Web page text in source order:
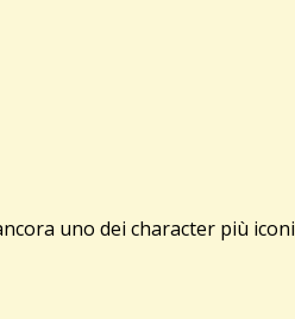
uno dei character più